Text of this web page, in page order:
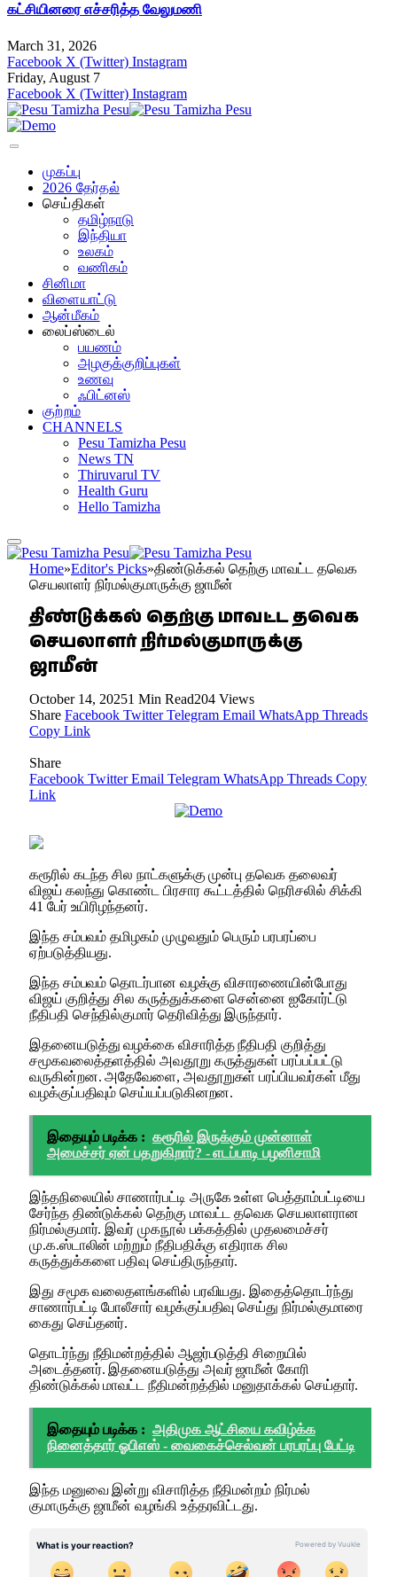
கட்சியினரை எச்சரித்த வேலுமணி
March 31, 2026
Facebook X (Twitter) Instagram
Friday, August 7
Facebook X (Twitter) Instagram
முகப்பு
2026 தேர்தல்
செய்திகள்
தமிழ்நாடு
இந்தியா
உலகம்
வணிகம்
சினிமா
விளையாட்டு
ஆன்மீகம்
லைப்ஸ்டைல்
பயணம்
அழகுக்குறிப்புகள்
உணவு
ஃபிட்னஸ்
குற்றம்
CHANNELS
Pesu Tamizha Pesu
News TN
Thiruvarul TV
Health Guru
Hello Tamizha
Home»Editor's Picks»திண்டுக்கல் தெற்கு மாவட்ட தவெக
செயலாளர் நிர்மல்குமாருக்கு ஜாமீன்
திண்டுக்கல் தெற்கு மாவட்ட தவெக
செயலாளர் நிர்மல்குமாருக்கு
ஜாமீன்
October 14, 20251 Min Read204 Views
Share Facebook Twitter Telegram Email WhatsApp Threads
Copy Link
Share
Facebook Twitter Email Telegram WhatsApp Threads Copy
Link
கரூரில் கடந்த சில நாட்களுக்கு முன்பு தவெக தலைவர்
விஜய் கலந்து கொண்ட பிரசார கூட்டத்தில் நெரிசலில் சிக்கி
41 பேர் உயிரிழந்தனர்.
இந்த சம்பவம் தமிழகம் முழுவதும் பெரும் பரபரப்பை
ஏற்படுத்தியது.
இந்த சம்பவம் தொடர்பான வழக்கு விசாரணையின்போது
விஜய் குறித்து சில கருத்துக்களை சென்னை ஐகோர்ட்டு
நீதிபதி செந்தில்குமார் தெரிவித்து இருந்தார்.
இதனையடுத்து வழக்கை விசாரித்த நீதிபதி குறித்து
சமூகவலைத்தளத்தில் அவதூறு கருத்துகள் பரப்பப்பட்டு
வருகின்றன. அதேவேளை, அவதூறுகள் பரப்பியவர்கள் மீது
வழக்குப்பதிவும் செய்யப்படுகினறன.
இதையும் படிக்க : கரூரில் இருக்கும் முன்னாள்
அமைச்சர் ஏன் பதறுகிறார்? - எடப்பாடி பழனிசாமி
இந்தநிலையில் சாணார்பட்டி அருகே உள்ள பெத்தாம்பட்டியை
சேர்ந்த திண்டுக்கல் தெற்கு மாவட்ட தவெக செயலாளரான
நிர்மல்குமார். இவர் முகநூல் பக்கத்தில் முதலமைச்சர்
மு.க.ஸ்டாலின் மற்றும் நீதிபதிக்கு எதிராக சில
கருத்துக்களை பதிவு செய்திருந்தார்.
இது சமூக வலைதளங்களில் பரவியது. இதைத்தொடர்ந்து
சாணார்பட்டி போலீசார் வழக்குப்பதிவு செய்து நிர்மல்குமாரை
கைது செய்தனர்.
தொடர்ந்து நீதிமன்றத்தில் ஆஜர்படுத்தி சிறையில்
அடைத்தனர். இதனையடுத்து அவர் ஜாமீன் கோரி
திண்டுக்கல் மாவட்ட நீதிமன்றத்தில் மனுதாக்கல் செய்தார்.
இதையும் படிக்க : அதிமுக ஆட்சியை கவிழ்க்க
நினைத்தார் ஓபிஎஸ் - வைகைச்செல்வன் பரபரப்பு பேட்டி
இந்த மனுவை இன்று விசாரித்த நீதிமன்றம் நிர்மல்
குமாருக்கு ஜாமீன் வழங்கி உத்தரவிட்டது.